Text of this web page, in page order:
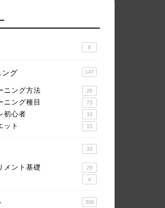
8
ング 147
ニング方法 26
ニング種目 73
初心者 33
ット 15
33
メント基礎 29
4
308